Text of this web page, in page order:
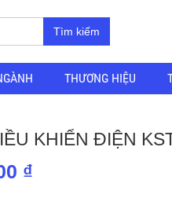
Tìm kiếm
THƯƠNG HIỆU
KHIỂN ĐIỆN
₫Giá